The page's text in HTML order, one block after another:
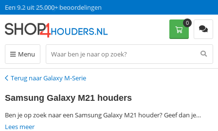
Een 9.2 uit 25.000+ beoordelingen
Menu
0
Terug
Terug naar Galaxy M-Serie
Samsung Galaxy M21 houders
Ben je op zoek naar een Samsung Galaxy M21 houder? Geef dan je
voorkeuren aangeven via de filtermogelijkheden aan de linkerkant van
Lees meer